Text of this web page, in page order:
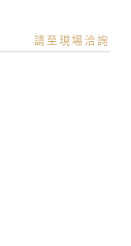
請至現場洽詢